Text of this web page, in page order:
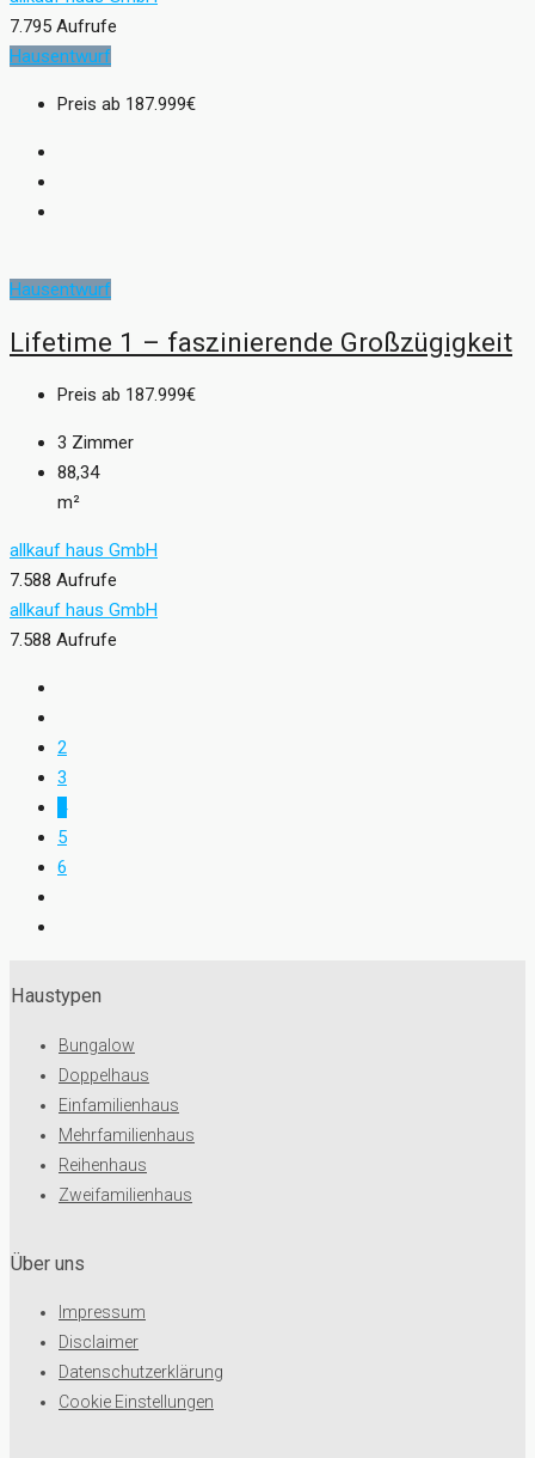
7.795 Aufrufe
Hausentwurf
Preis ab 187.999€
Hausentwurf
Lifetime 1 – faszinierende Großzügigkeit
Preis ab 187.999€
3 Zimmer
88,34
m²
allkauf haus GmbH
7.588 Aufrufe
allkauf haus GmbH
7.588 Aufrufe
2
3
5
6
Haustypen
Bungalow
Doppelhaus
Einfamilienhaus
Mehrfamilienhaus
Reihenhaus
Zweifamilienhaus
Über uns
Impressum
Disclaimer
Datenschutzerklärung
Cookie Einstellungen